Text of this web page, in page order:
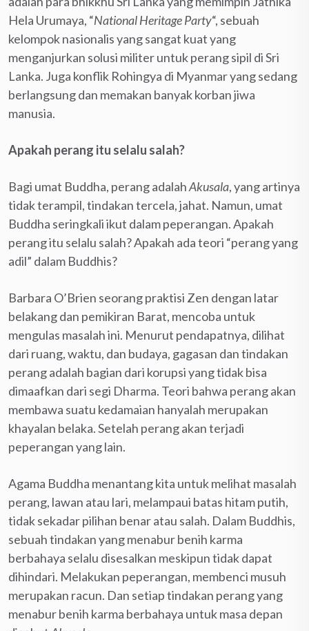
Hela Urumaya, “National Heritage Party“, sebuah
kelompok nasionalis yang sangat kuat yang
menganjurkan solusi militer untuk perang sipil di Sri
Lanka. Juga konflik Rohingya di Myanmar yang sedang
berlangsung dan memakan banyak korban jiwa
manusia.
Apakah perang itu selalu salah?
Bagi umat Buddha, perang adalahAkusala, yang artinya
tidak terampil, tindakan tercela, jahat. Namun, umat
Buddha seringkali ikut dalam peperangan. Apakah
perang itu selalu salah? Apakah ada teori “perang yang
adil” dalam Buddhis?
Barbara O’Brien seorang praktisi Zen dengan latar
belakang dan pemikiran Barat, mencoba untuk
mengulas masalah ini. Menurut pendapatnya, dilihat
dari ruang, waktu, dan budaya, gagasan dan tindakan
perang adalah bagian dari korupsi yang tidak bisa
dimaafkan dari segi Dharma. Teori bahwa perang akan
membawa suatu kedamaian hanyalah merupakan
khayalan belaka. Setelah perang akan terjadi
peperangan yang lain.
Agama Buddha menantang kita untuk melihat masalah
perang, lawan atau lari, melampaui batas hitam putih,
tidak sekadar pilihan benar atau salah. Dalam Buddhis,
sebuah tindakan yang menabur benih karma
berbahaya selalu disesalkan meskipun tidak dapat
dihindari. Melakukan peperangan, membenci musuh
merupakan racun. Dan setiap tindakan perang yang
menabur benih karma berbahaya untuk masa depan